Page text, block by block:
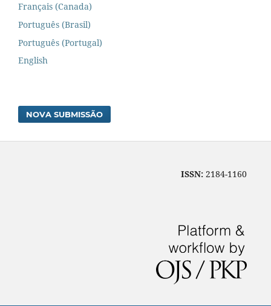
Français (Canada)
Português (Brasil)
Português (Portugal)
English
NOVA SUBMISSÃO
ISSN: 2184-1160